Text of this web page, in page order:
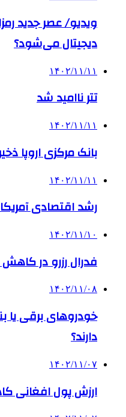
ویدیو/ عصر جدید
دیجیتال می‌شود؟
۱۴۰۲/۱۱/۱۱
تتر ناامید شد
۱۴۰۲/۱۱/۱۱
بانک‌ مرکزی اروپا
۱۴۰۲/۱۱/۱۱
رشد اقتصادی
۱۴۰۲/۱۱/۱۰
فدرال رزرو در
۱۴۰۲/۱۱/۰۸
خودروهای برقی یا
دارند؟
۱۴۰۲/۱۱/۰۷
ارزش پول افغانی